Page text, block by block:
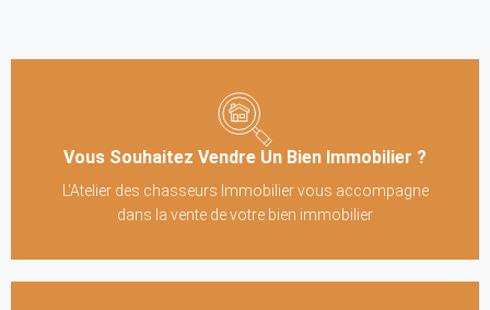
Vous Souhaitez Vendre Un Bien Immobilier ?
L'Atelier des chasseurs Immobilier vous accompagne
dans la vente de votre bien immobilier